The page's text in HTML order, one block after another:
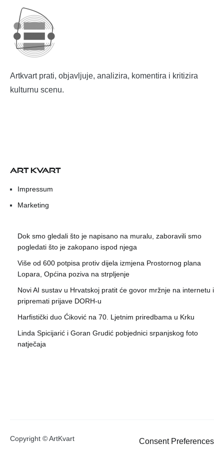
Artkvart prati, objavljuje, analizira, komentira i kritizira
kulturnu scenu.
ART KVART
Impressum
Marketing
Dok smo gledali što je napisano na muralu, zaboravili smo
pogledati što je zakopano ispod njega
Više od 600 potpisa protiv dijela izmjena Prostornog plana
Lopara, Općina poziva na strpljenje
Novi AI sustav u Hrvatskoj pratit će govor mržnje na internetu i
pripremati prijave DORH-u
Harfistički duo Ćiković na 70. Ljetnim priredbama u Krku
Linda Spicijarić i Goran Grudić pobjednici srpanjskog foto
natječaja
Copyright © ArtKvart Consent Preferences